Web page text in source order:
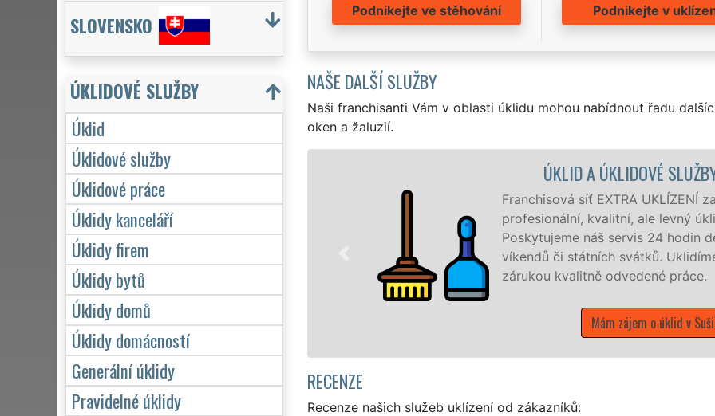
Podnikejte ve stěhování Podnikejte v
NAŠE DALŠÍ SLUŽBY
Naši franchisanti Vám v oblasti úklidu mohou nabídnout řadu
oken a žaluzií.
ÚKLID A ÚKLIDOVÉ SLUŽBY
Franchisová síť EXTRA UKLÍZENÍ zajišťuje
profesionální, kvalitní, ale levný úklid pro
Poskytujeme náš servis 24 hodin denně, 7
víkendů či státních svátků. Uklidíme vše,
zárukou kvalitně odvedené práce.
Mám zájem o úklid v Sušici
RECENZE
Recenze našich služeb uklízení od zákazníků:
SLOVENSKO
ÚKLIDOVÉ SLUŽBY
Úklid
Úklidové služby
Úklidové práce
Úklidy kanceláří
Úklidy firem
Úklidy bytů
Úklidy domů
Úklidy domácností
Generální úklidy
Pravidelné úklidy